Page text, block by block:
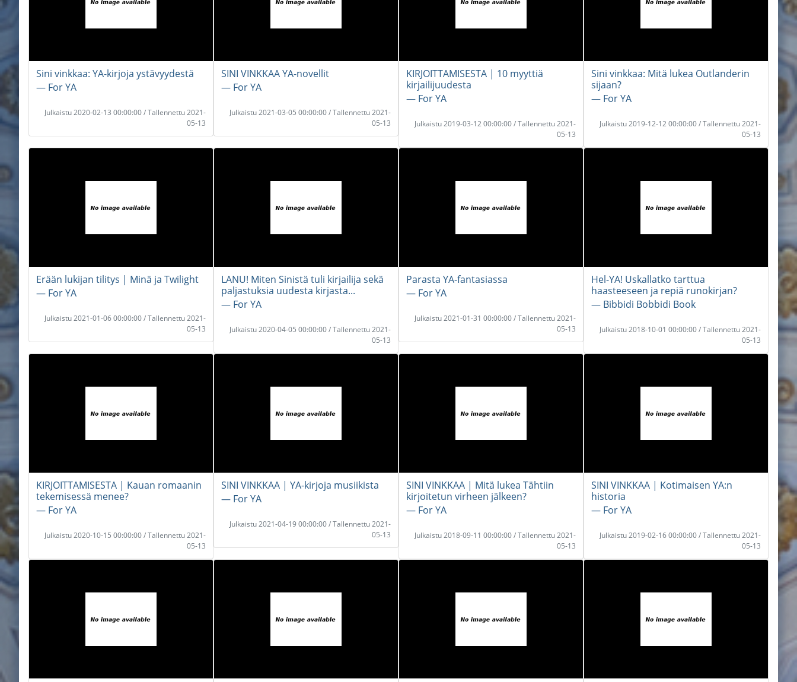
Sini vinkkaa: YA-kirjoja ystävyydestä
― For YA
Julkaistu 2020-02-13 00:00:00 / Tallennettu 2021-
05-13
SINI VINKKAA YA-novellit
― For YA
Julkaistu 2021-03-05 00:00:00 / Tallennettu 2021-
05-13
KIRJOITTAMISESTA | 10 myyttiä
kirjailijuudesta
― For YA
Julkaistu 2019-03-12 00:00:00 / Tallennettu 2021-
05-13
Sini vinkkaa: Mitä lukea Outlanderin
sijaan?
― For YA
Julkaistu 2019-12-12 00:00:00 / Tallennettu 2021-
05-13
Erään lukijan tilitys | Minä ja Twilight
― For YA
Julkaistu 2021-01-06 00:00:00 / Tallennettu 2021-
05-13
LANU! Miten Sinistä tuli kirjailija sekä
paljastuksia uudesta kirjasta...
― For YA
Julkaistu 2020-04-05 00:00:00 / Tallennettu 2021-
05-13
Parasta YA-fantasiassa
― For YA
Julkaistu 2021-01-31 00:00:00 / Tallennettu 2021-
05-13
Hel-YA! Uskallatko tarttua
haasteeseen ja repiä runokirjan?
― Bibbidi Bobbidi Book
Julkaistu 2018-10-01 00:00:00 / Tallennettu 2021-
05-13
KIRJOITTAMISESTA | Kauan romaanin
tekemisessä menee?
― For YA
Julkaistu 2020-10-15 00:00:00 / Tallennettu 2021-
05-13
SINI VINKKAA | YA-kirjoja musiikista
― For YA
Julkaistu 2021-04-19 00:00:00 / Tallennettu 2021-
05-13
SINI VINKKAA | Mitä lukea Tähtiin
kirjoitetun virheen jälkeen?
― For YA
Julkaistu 2018-09-11 00:00:00 / Tallennettu 2021-
05-13
SINI VINKKAA | Kotimaisen YA:n
historia
― For YA
Julkaistu 2019-02-16 00:00:00 / Tallennettu 2021-
05-13